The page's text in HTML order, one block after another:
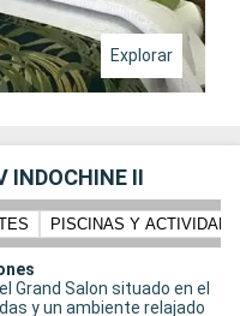
Explorar
INDOCHINE II
PISCINAS Y
Grand Salon situado en el
y un ambiente relajado